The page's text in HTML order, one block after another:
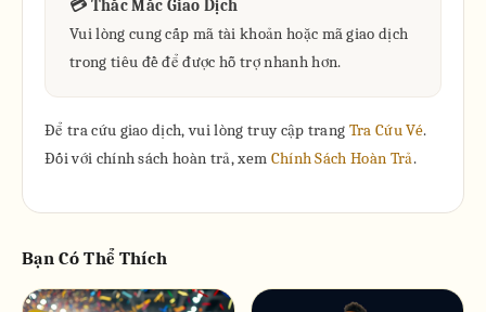
💳 Thắc Mắc Giao Dịch
Vui lòng cung cấp mã tài khoản hoặc mã giao dịch
trong tiêu đề để được hỗ trợ nhanh hơn.
Để tra cứu giao dịch, vui lòng truy cập trang Tra Cứu Vé.
Đối với chính sách hoàn trả, xem Chính Sách Hoàn Trả.
Bạn Có Thể Thích